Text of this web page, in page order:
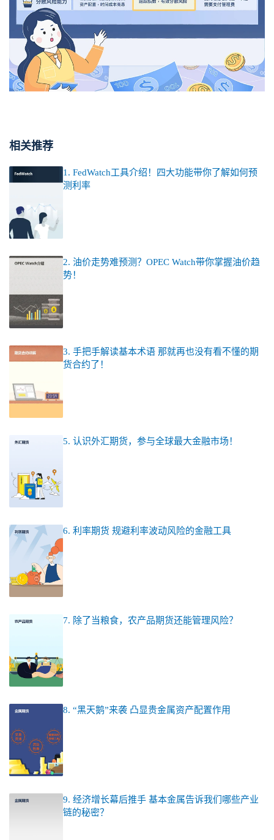
相关推荐
1. FedWatch工具介绍！四大功能带你了解如何预
测利率
2. 油价走势难预测？OPEC Watch带你掌握油价趋
势！
3. 手把手解读基本术语 那就再也没有看不懂的期
货合约了！
5. 认识外汇期货，参与全球最大金融市场！
6. 利率期货 规避利率波动风险的金融工具
7. 除了当粮食，农产品期货还能管理风险？
8. “黑天鹅”来袭 凸显贵金属资产配置作用
9. 经济增长幕后推手 基本金属告诉我们哪些产业
链的秘密？